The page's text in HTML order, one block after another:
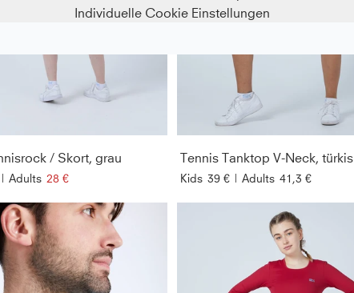
/ Skort, grau
| Adults 28 €
Tennis Tanktop V-Neck, türkis
Kids 39 € | Adults 41,3 €
Individuelle Cookie Einstellungen